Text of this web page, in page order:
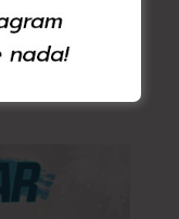
Villaviciosa
y 22, 23 y 24
de embarcarte